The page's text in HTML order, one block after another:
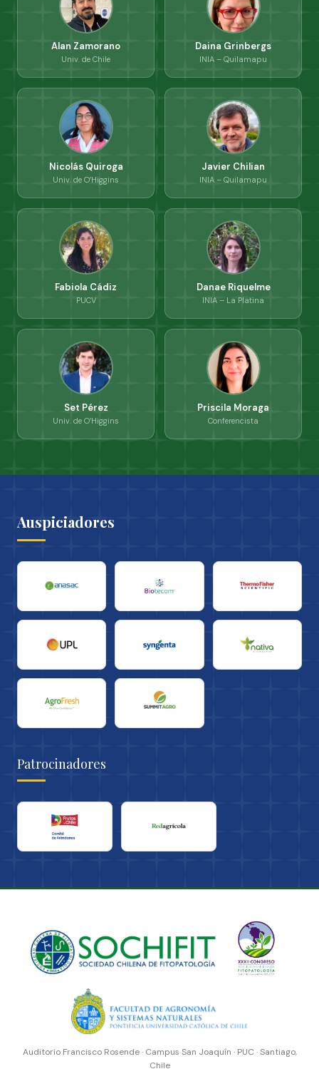
Alan Zamorano
Univ. de Chile
Daina Grinbergs
INIA – Quilamapu
Nicolás Quiroga
Univ. de O’Higgins
Javier Chilian
INIA – Quilamapu
Fabiola Cádiz
PUCV
Danae Riquelme
INIA – La Platina
Set Pérez
Univ. de O’Higgins
Priscila Moraga
Conferencista
Auspiciadores
Patrocinadores
Auditorio Francisco Rosende · Campus San Joaquín · PUC · Santiago,
Chile